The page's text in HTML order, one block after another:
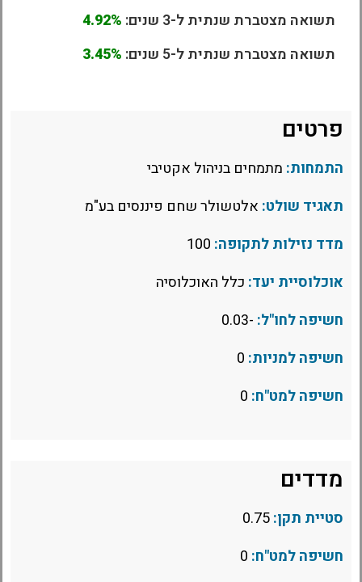
תשואה מצטברת שנתית ל-3 שנים:
4.92%
תשואה מצטברת שנתית ל-5 שנים:
3.45%
פרטים
התמחות: מתמחים בניהול אקטיבי
תאגיד שולט: אלטשולר שחם פיננסים בע"מ
מדד נזילות לתקופה:
אוכלוסיית יעד: כלל האוכלוסיה
חשיפה לחו"ל: -0.03
חשיפה למניות:
חשיפה למט"ח:
מדדים
סטיית תקן:
חשיפה למט"ח: